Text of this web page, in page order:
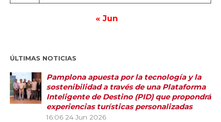
« Jun
ÚLTIMAS NOTICIAS
Pamplona apuesta por la tecnología y la
sostenibilidad a través de una Plataforma
Inteligente de Destino (PID) que propondrá
experiencias turísticas personalizadas
16:06 24 Jun 2026